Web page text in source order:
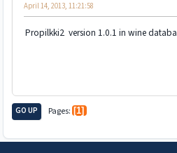
April 14, 2013, 11:21:58
Propilkki2 version 1.0.1 in wine
GO UP Pages 1